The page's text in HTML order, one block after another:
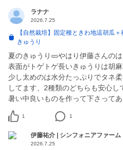
ラナナ
2026.7.25
【自然栽培】固定種ときわ地這胡瓜
きゅうり
夏のきゅうり🥒やはり伊藤さんのは
表面がトゲトゲ長いきゅうりは胡
少し太めのは水分たっぷりでタネ
してます、2種類のどちらも安心し
暑い中良いものを作って下さってあ
1 1
伊藤祐介 | シンフォニアファーム
2026.7.25